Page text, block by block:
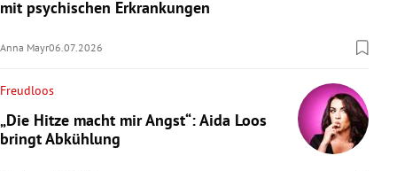
mit psychischen Erkrankungen
Anna Mayr06.07.2026
Freudloos
„Die Hitze macht mir Angst“: Aida Loos
bringt Abkühlung